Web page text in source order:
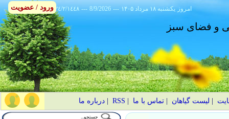
٢٤/٢/١٤٤٨ --- 8/9/2026 --- ۱۴۰۵ يکشنبه ۱۸ مرداد امروز
و فضای سبز
لیست گیاهان |تماس با ما RSS
|درباره ما
ورود / عضویت